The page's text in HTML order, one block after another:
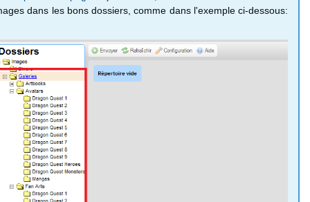
dans les bons dossiers, comme dans l'exemple ci-dessous: